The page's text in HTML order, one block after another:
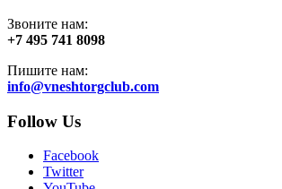
Звоните нам:
+7 495 741 8098
Пишите нам:
info@vneshtorgclub.com
Follow Us
Facebook
Twitter